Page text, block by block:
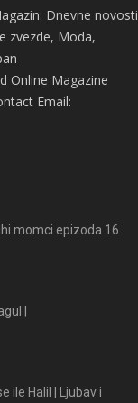
Dnevne novosti
zvezde, Moda,
Online Magazine
Email:
momci epizoda 16
|
ile Halil | Ljubav i